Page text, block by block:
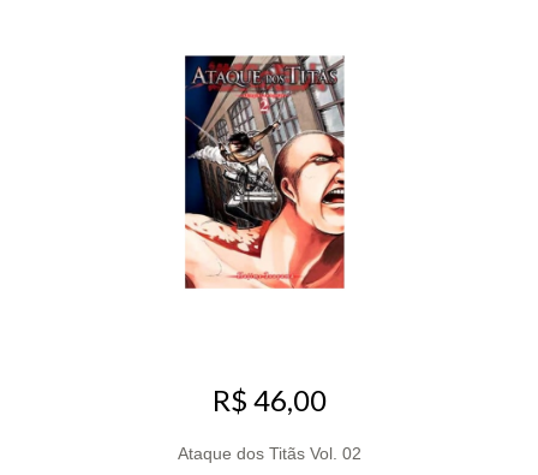
R$ 46,00
Ataque dos Titãs Vol. 02